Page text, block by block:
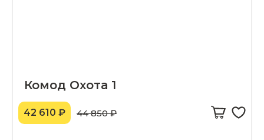
Комод Охота 1
42 610 ₽ 44 850 ₽